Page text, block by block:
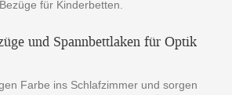
für Kinderbetten.
und Spannbettlaken für Optik
Farbe ins Schlafzimmer und sorgen